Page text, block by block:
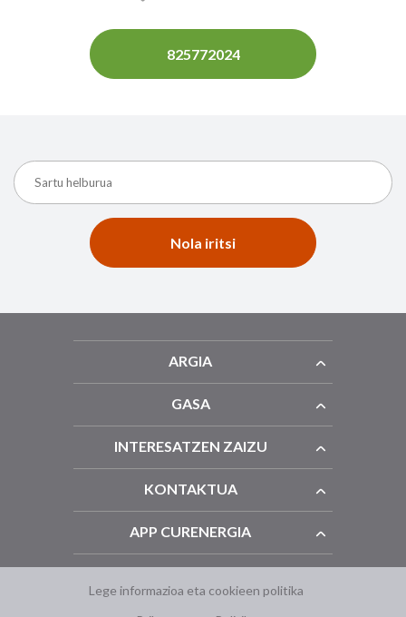
825772024
Nola iritsi
ARGIA
GASA
INTERESATZEN ZAIZU
KONTAKTUA
APP CURENERGIA
Lege informazioa eta cookieen politika